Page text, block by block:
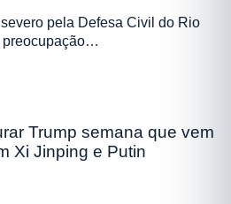
pela Defesa Civil do Rio
preocupação…
Trump semana que vem
Xi Jinping e Putin